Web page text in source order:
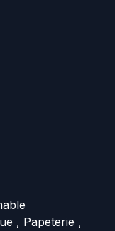
, Papeterie ,